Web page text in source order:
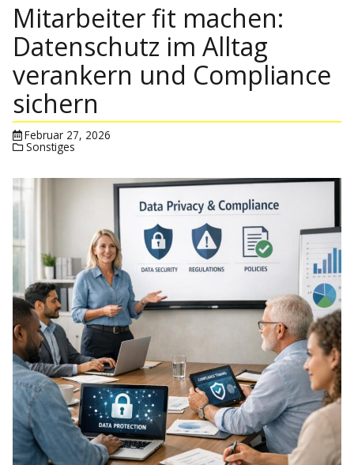
Mitarbeiter fit machen:
Datenschutz im Alltag
verankern und Compliance
sichern
Februar 27, 2026
Sonstiges